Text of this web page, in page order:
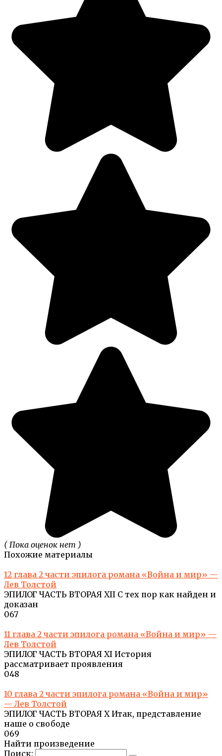
( Пока оценок нет )
Похожие материалы
12 глава 2 части эпилога романа «Война и мир» —
Лев Толстой
ЭПИЛОГ ЧАСТЬ ВТОРАЯ XII С тех пор как найден и
доказан
067
11 глава 2 части эпилога романа «Война и мир» —
Лев Толстой
ЭПИЛОГ ЧАСТЬ ВТОРАЯ XI История
рассматривает проявления
048
10 глава 2 части эпилога романа «Война и мир»
— Лев Толстой
ЭПИЛОГ ЧАСТЬ ВТОРАЯ X Итак, представление
наше о свободе
069
Найти произведение
Поиск: